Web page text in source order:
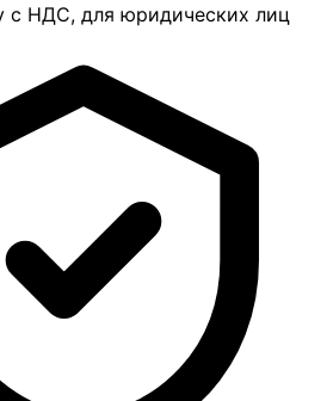
с НДС, для юридических лиц